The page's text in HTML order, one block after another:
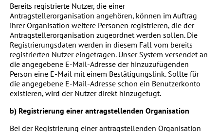
Bereits registrierte Nutzer, die einer
Antragstellerorganisation angehören, können im Auftrag
ihrer Organisation weitere Personen registrieren, die der
Antragstellerorganisation zugeordnet werden sollen. Die
Registrierungsdaten werden in diesem Fall vom bereits
registrierten Nutzer eingetragen. Unser System versendet an
die angegebene E-Mail-Adresse der hinzuzufügenden
Person eine E-Mail mit einem Bestätigungslink. Sollte für
die angegebene E-Mail-Adresse schon ein Benutzerkonto
existieren, wird der Nutzer direkt hinzugefügt.
b) Registrierung einer antragstellenden Organisation
Bei der Registrierung einer antragstellenden Organisation